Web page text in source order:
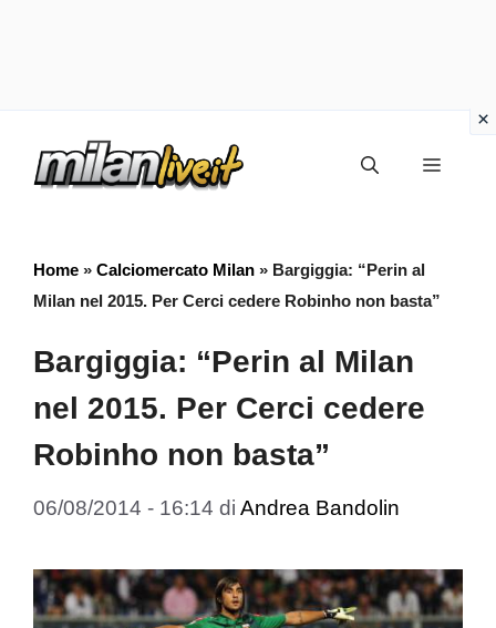
Menu
Home » Calciomercato Milan » Bargiggia: “Perin al
Milan nel 2015. Per Cerci cedere Robinho non basta”
Bargiggia: “Perin al Milan
nel 2015. Per Cerci cedere
Robinho non basta”
06/08/2014 - 16:14 di Andrea Bandolin